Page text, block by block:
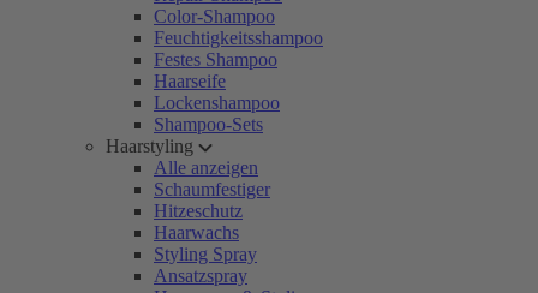
Color-Shampoo
Feuchtigkeitsshampoo
Festes Shampoo
Haarseife
Lockenshampoo
Shampoo-Sets
Haarstyling
Alle anzeigen
Schaumfestiger
Hitzeschutz
Haarwachs
Styling Spray
Ansatzspray